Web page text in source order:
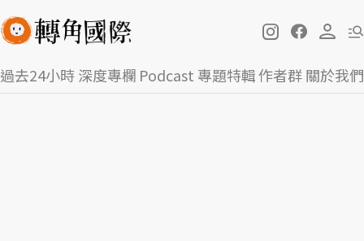
過去24小時深度專欄 Podcast 專題特輯作者群關於我們